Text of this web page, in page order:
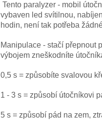
Tento paralyzer - mobil
vybaven led svítilnou,
hodin, není tak potřeba
Manipulace - stačí přepnout
výbojem zneškodníte
0,5 s = způsobíte svalovou
1 - 3 s = způsobí útočníkovi
5 s = způsobí pád na zem,